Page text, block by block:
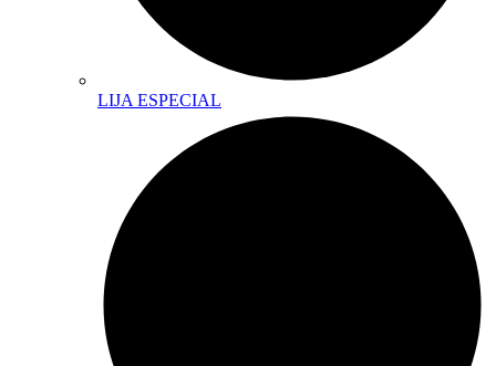
LIJA ESPECIAL